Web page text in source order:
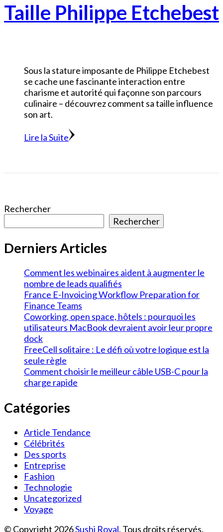
Taille Philippe Etchebest
Sous la stature imposante de Philippe Etchebest
se cache une fascinante interaction entre
charisme et autorité qui façonne son parcours
culinaire – découvrez comment sa taille influence
son art.
Lire la Suite
Rechercher
Rechercher
Derniers Articles
Comment les webinaires aident à augmenter le
nombre de leads qualifiés
France E-Invoicing Workflow Preparation for
Finance Teams
Coworking, open space, hôtels : pourquoi les
utilisateurs MacBook devraient avoir leur propre
dock
FreeCell solitaire : Le défi où votre logique est la
seule règle
Comment choisir le meilleur câble USB-C pour la
charge rapide
Catégories
Article Tendance
Célébrités
Des sports
Entreprise
Fashion
Technologie
Uncategorized
Voyage
© Copyright 2026Sushi Royal. Tous droits réservés.